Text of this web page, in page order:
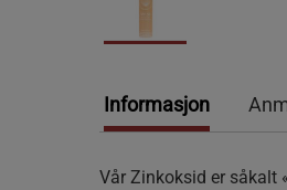
Informasjon
Vår Zinkoksid er såkalt